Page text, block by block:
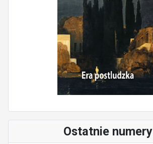
Ostatnie numery